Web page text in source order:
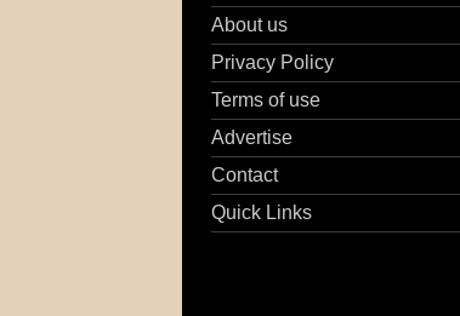
About us
Privacy Policy
Terms of use
Advertise
Contact
Quick Links